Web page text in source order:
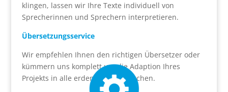
klingen, lassen wir Ihre Texte individuell von
Sprecherinnen und Sprechern interpretieren.
Übersetzungsservice
Wir empfehlen Ihnen den richtigen Übersetzer oder
kümmern uns komplett um die Adaption Ihres
Projekts in alle erdenklichen Sprachen.